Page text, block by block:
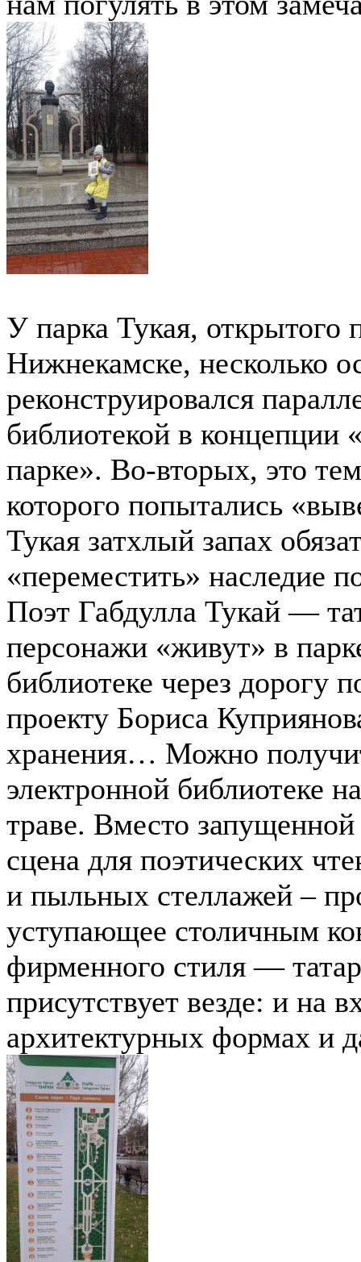
У парка Тукая, открытого
Нижнекамске, несколько
реконструировался
библиотекой в концепции
парке». Во-вторых, это
которого попытались
Тукая затхлый запах
«переместить» наследие
Поэт Габдулла Тукай —
персонажи «живут» в
библиотеке через дорогу
проекту Бориса
хранения… Можно
электронной библиотеке
траве. Вместо
сцена для поэтических
и пыльных стеллажей –
уступающее столичным
фирменного стиля —
присутствует везде: и на
архитектурных формах и